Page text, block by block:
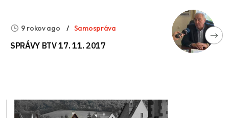
9 rokov ago Samospráva
SPRÁVY BTV 17. 11. 2017